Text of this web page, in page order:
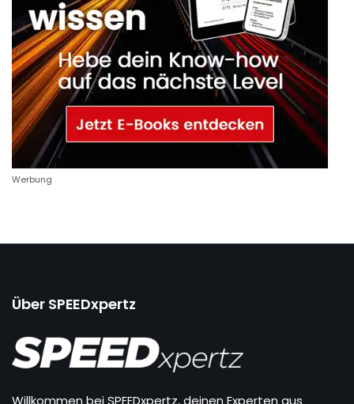
Werbung
Über SPEEDxpertz
Willkommen bei SPEEDxpertz, deinen Experten aus